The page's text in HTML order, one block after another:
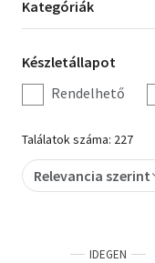
Audio books
Hörbücher
Audiolibros
Livres audio
Olasz hangoskönyvek
Kategória
szűrés
Kategóriák
Készletállapot
szűrés
Készletállapot
Rendelhető
Találatok száma: 227
Relevancia szerint
IDEGEN